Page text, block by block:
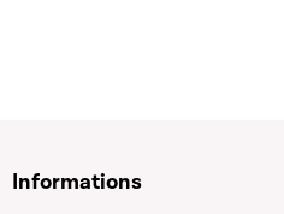
Informations